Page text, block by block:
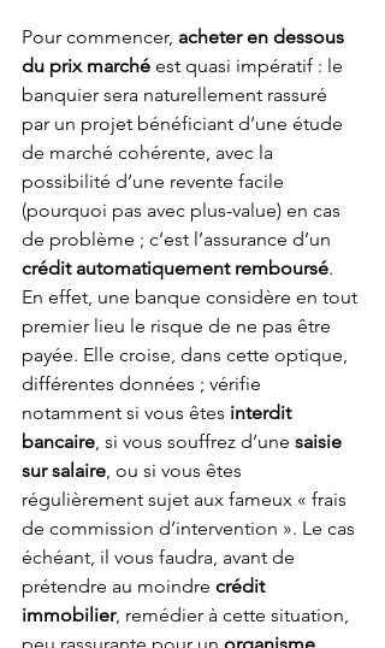
Pour commencer, acheter en dessous
du prix marché est quasi impératif : le
banquier sera naturellement rassuré
par un projet bénéficiant d’une étude
de marché cohérente, avec la
possibilité d’une revente facile
(pourquoi pas avec plus-value) en cas
de problème ; c’est l’assurance d’un
crédit automatiquement remboursé.
En effet, une banque considère en tout
premier lieu le risque de ne pas être
payée. Elle croise, dans cette optique,
différentes données ; vérifie
notamment si vous êtes interdit
bancaire, si vous souffrez d’une saisie
sur salaire, ou si vous êtes
régulièrement sujet aux fameux « frais
de commission d’intervention ». Le cas
échéant, il vous faudra, avant de
prétendre au moindre crédit
immobilier, remédier à cette situation,